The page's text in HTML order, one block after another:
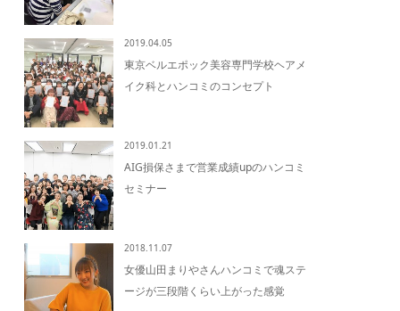
2019.04.05
東京ベルエポック美容専門学校ヘアメ
イク科とハンコミのコンセプト
2019.01.21
AIG損保さまで営業成績upのハンコミ
セミナー
2018.11.07
女優山田まりやさんハンコミで魂ステ
ージが三段階くらい上がった感覚